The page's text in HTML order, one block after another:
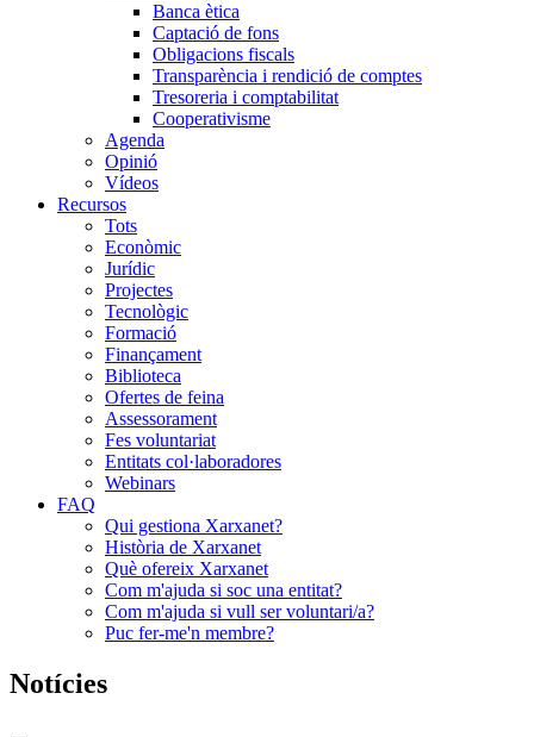
Banca ètica
Captació de fons
Obligacions fiscals
Transparència i rendició de comptes
Tresoreria i comptabilitat
Cooperativisme
Agenda
Opinió
Vídeos
Recursos
Tots
Econòmic
Jurídic
Projectes
Tecnològic
Formació
Finançament
Biblioteca
Ofertes de feina
Assessorament
Fes voluntariat
Entitats col·laboradores
Webinars
FAQ
Qui gestiona Xarxanet?
Història de Xarxanet
Què ofereix Xarxanet
Com m'ajuda si soc una entitat?
Com m'ajuda si vull ser voluntari/a?
Puc fer-me'n membre?
Notícies